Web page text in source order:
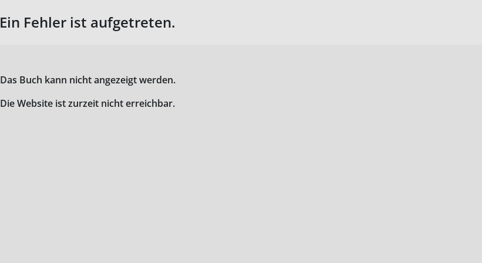
Ein Fehler ist aufgetreten.
Das Buch kann nicht angezeigt werden.
Die Website ist zurzeit nicht erreichbar.